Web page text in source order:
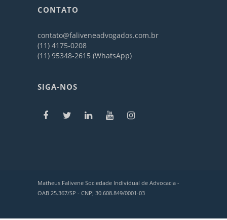
CONTATO
contato@faliveneadvogados.com.br
(11) 4175-0208
(11) 95348-2615 (WhatsApp)
SIGA-NOS
Matheus Falivene Sociedade Individual de Advocacia -
OAB 25.367/SP - CNPJ 30.608.849/0001-03